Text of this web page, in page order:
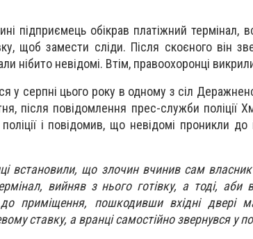
підприємець обікрав платіжний термінал,
щоб замести сліди. Після скоєного він
нібито невідомі. Втім, правоохоронці
у серпні цього року в одному з сіл
після повідомлення прес-служби поліції
і повідомив, що невідомі проникли
встановили, що злочин вчинив сам власник
вийняв з нього готівку, а тоді, аби
приміщення, пошкодивши вхідні двері
ставку, а вранці самостійно звернувся у